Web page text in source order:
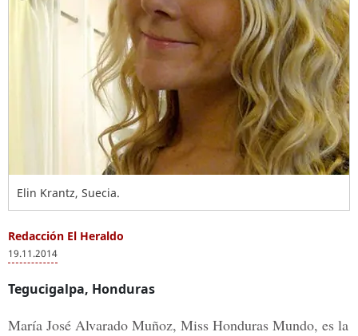
Elin Krantz, Suecia.
Redacción El Heraldo
19.11.2014
Tegucigalpa, Honduras
María José Alvarado Muñoz, Miss Honduras Mundo, es la